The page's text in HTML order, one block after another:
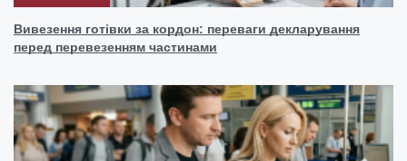
Вивезення готівки за кордон: переваги декларування
перед перевезенням частинами